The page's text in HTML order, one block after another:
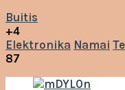
Buitis
+4
Elektronika Namai
87